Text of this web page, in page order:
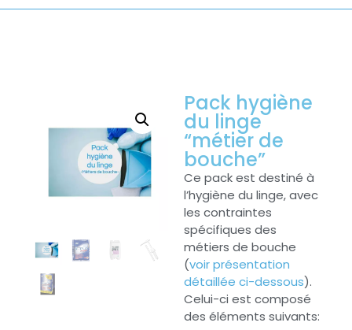
Pack hygiène
du linge
“métier de
bouche”
Ce pack est destiné à
l’hygiène du linge, avec
les contraintes
spécifiques des
métiers de bouche
(voir présentation
détaillée ci-dessous).
Celui-ci est composé
des éléments suivants: